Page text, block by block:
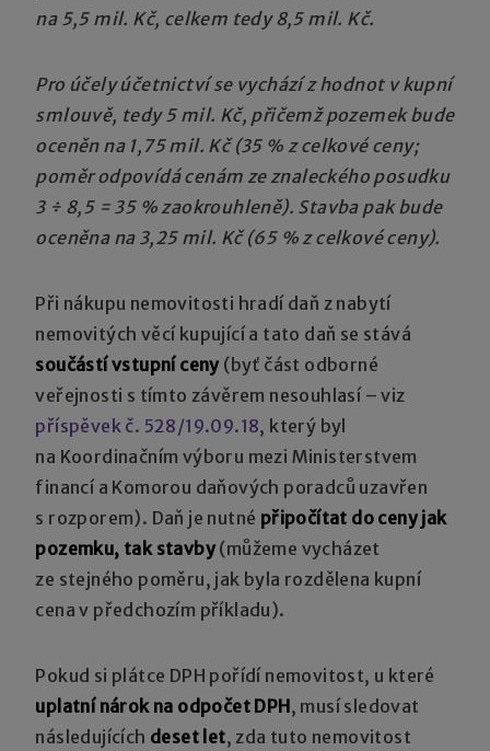
na 5,5 mil. Kč, celkem tedy 8,5 mil. Kč.
Pro účely účetnictví se vychází z hodnot v kupní
smlouvě, tedy 5 mil. Kč, přičemž pozemek bude
oceněn na 1,75 mil. Kč (35 % z celkové ceny;
poměr odpovídá cenám ze znaleckého posudku
3 ÷ 8,5 = 35 % zaokrouhleně). Stavba pak bude
oceněna na 3,25 mil. Kč (65 % z celkové ceny).
Při nákupu nemovitosti hradí daň z nabytí
nemovitých věcí kupující a tato daň se stává
součástí vstupní ceny(byť část odborné
veřejnosti s tímto závěrem nesouhlasí – viz
příspěvek č. 528/19.09.18, který byl
na Koordinačním výboru mezi Ministerstvem
financí a Komorou daňových poradců uzavřen
s rozporem). Daň je nutné připočítat do ceny jak
pozemku, tak stavby(můžeme vycházet
ze stejného poměru, jak byla rozdělena kupní
cena v předchozím příkladu).
Pokud si plátce DPH pořídí nemovitost, u které
uplatní nárok na odpočet DPH, musí sledovat
následujících deset let, zda tuto nemovitost